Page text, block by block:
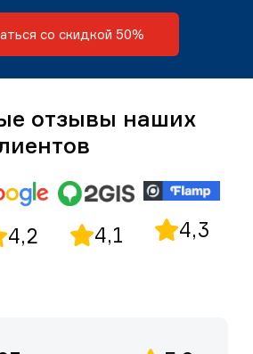
со скидкой 50%
отзывы наших
4,2 4,1 4,3